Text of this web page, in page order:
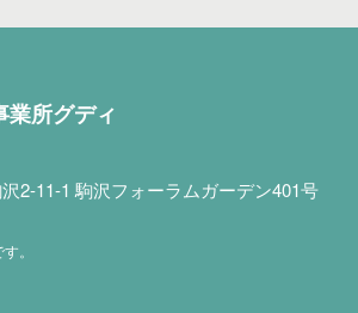
業所グディ
2-11-1 駒沢フォーラムガーデン401号
。